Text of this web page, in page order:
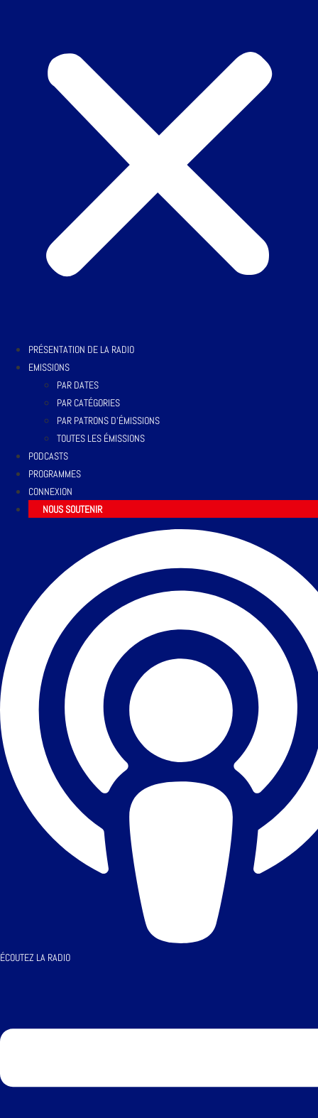
PRÉSENTATION DE LA RADIO
EMISSIONS
PAR DATES
PAR CATÉGORIES
PAR PATRONS D’ÉMISSIONS
TOUTES LES ÉMISSIONS
PODCASTS
PROGRAMMES
CONNEXION
NOUS SOUTENIR
ÉCOUTEZ LA RADIO